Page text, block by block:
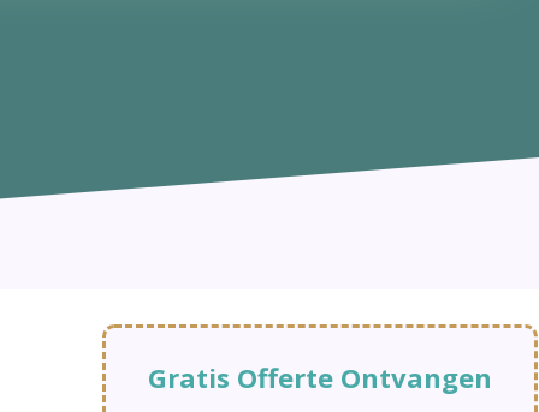
Gratis Offerte Ontvangen